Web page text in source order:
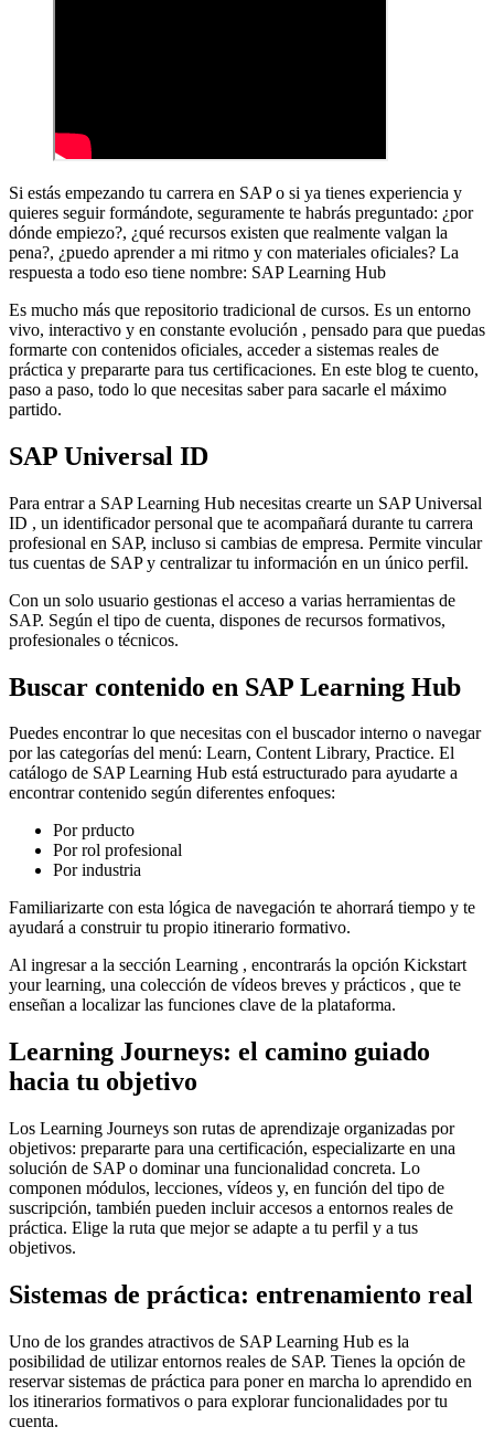
Si estás empezando tu carrera en SAP o si ya tienes experiencia y
quieres seguir formándote, seguramente te habrás preguntado: ¿por
dónde empiezo?, ¿qué recursos existen que realmente valgan la
pena?, ¿puedo aprender a mi ritmo y con materiales oficiales? La
respuesta a todo eso tiene nombre: SAP Learning Hub
Es mucho más que repositorio tradicional de cursos. Es un entorno
vivo, interactivo y en constante evolución , pensado para que puedas
formarte con contenidos oficiales, acceder a sistemas reales de
práctica y prepararte para tus certificaciones. En este blog te cuento,
paso a paso, todo lo que necesitas saber para sacarle el máximo
partido.
SAP Universal ID
Para entrar a SAP Learning Hub necesitas crearte un SAP Universal
ID , un identificador personal que te acompañará durante tu carrera
profesional en SAP, incluso si cambias de empresa. Permite vincular
tus cuentas de SAP y centralizar tu información en un único perfil.
Con un solo usuario gestionas el acceso a varias herramientas de
SAP. Según el tipo de cuenta, dispones de recursos formativos,
profesionales o técnicos.
Buscar contenido en SAP Learning Hub
Puedes encontrar lo que necesitas con el buscador interno o navegar
por las categorías del menú: Learn, Content Library, Practice. El
catálogo de SAP Learning Hub está estructurado para ayudarte a
encontrar contenido según diferentes enfoques:
Por prducto
Por rol profesional
Por industria
Familiarizarte con esta lógica de navegación te ahorrará tiempo y te
ayudará a construir tu propio itinerario formativo.
Al ingresar a la sección Learning , encontrarás la opción Kickstart
your learning, una colección de vídeos breves y prácticos , que te
enseñan a localizar las funciones clave de la plataforma.
Learning Journeys: el camino guiado
hacia tu objetivo
Los Learning Journeys son rutas de aprendizaje organizadas por
objetivos: prepararte para una certificación, especializarte en una
solución de SAP o dominar una funcionalidad concreta. Lo
componen módulos, lecciones, vídeos y, en función del tipo de
suscripción, también pueden incluir accesos a entornos reales de
práctica. Elige la ruta que mejor se adapte a tu perfil y a tus
objetivos.
Sistemas de práctica: entrenamiento real
Uno de los grandes atractivos de SAP Learning Hub es la
posibilidad de utilizar entornos reales de SAP. Tienes la opción de
reservar sistemas de práctica para poner en marcha lo aprendido en
los itinerarios formativos o para explorar funcionalidades por tu
cuenta.